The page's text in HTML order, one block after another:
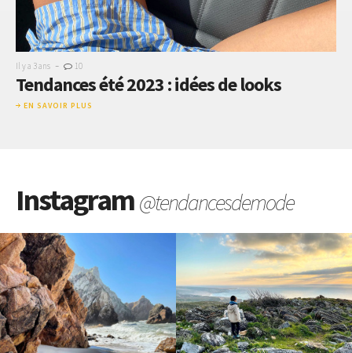
Il y a 3 ans - 10
Tendances été 2023 : idées de looks
EN SAVOIR PLUS
Instagram@tendancesdemode